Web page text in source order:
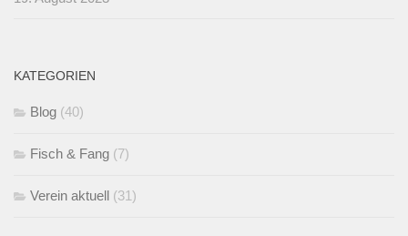
KATEGORIEN
Blog (40)
Fisch & Fang (7)
Verein aktuell (31)